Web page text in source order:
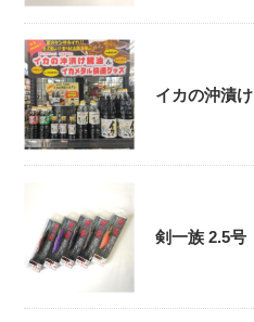
イカの沖漬け
剣一族 2.5号